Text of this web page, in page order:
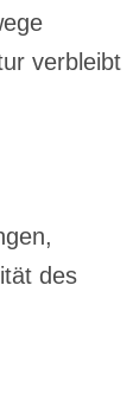
verbleibt
des